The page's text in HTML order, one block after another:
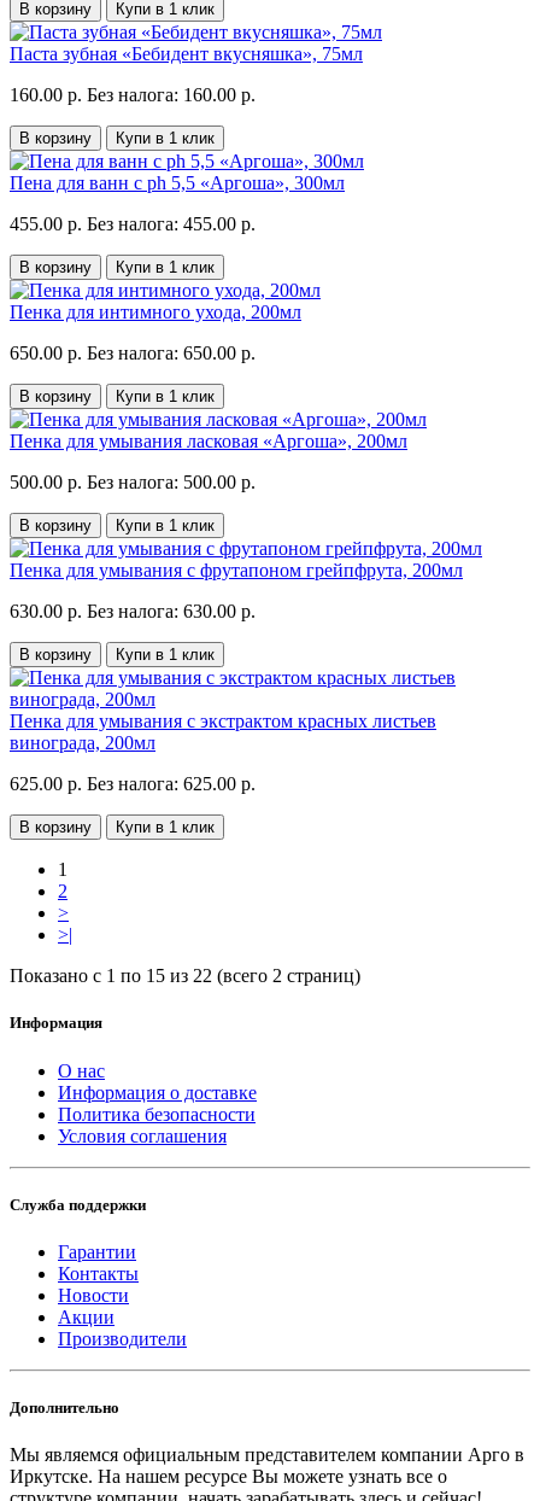
В корзину Купи в 1 клик
Паста зубная «Бебидент вкусняшка», 75мл
160.00 р. Без налога: 160.00 р.
В корзину Купи в 1 клик
Пена для ванн с ph 5,5 «Аргоша», 300мл
455.00 р. Без налога: 455.00 р.
В корзину Купи в 1 клик
Пенка для интимного ухода, 200мл
650.00 р. Без налога: 650.00 р.
В корзину Купи в 1 клик
Пенка для умывания ласковая «Аргоша», 200мл
500.00 р. Без налога: 500.00 р.
В корзину Купи в 1 клик
Пенка для умывания с фрутапоном грейпфрута, 200мл
630.00 р. Без налога: 630.00 р.
В корзину Купи в 1 клик
Пенка для умывания с экстрактом красных листьев
винограда, 200мл
625.00 р. Без налога: 625.00 р.
В корзину Купи в 1 клик
1
2
>
>|
Показано с 1 по 15 из 22 (всего 2 страниц)
Информация
О нас
Информация о доставке
Политика безопасности
Условия соглашения
Служба поддержки
Гарантии
Контакты
Новости
Акции
Производители
Дополнительно
Мы являемся официальным представителем компании Арго в
Иркутске. На нашем ресурсе Вы можете узнать все о